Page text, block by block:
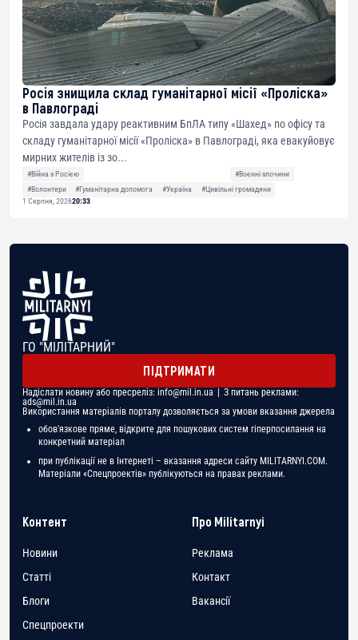
Росія знищила склад гуманітарної місії «Проліска»
в Павлограді
Росія завдала удару реактивним БпЛА типу «Шахед» по офісу та
складу гуманітарної місії «Проліска» в Павлограді, яка евакуйовує
мирних жителів із зо...
#Війна з Росією
#Воєнні злочини
#Волонтери
#Гуманітарна допомога #Україна
#Цивільні громадяни
1 Серпня, 202620:33
ГО "МІЛІТАРНИЙ"
ПІДТРИМАТИ
Надіслати новину або пресреліз: info@mil.in.ua | З питань реклами:
ads@mil.in.ua
Використання матеріалів порталу дозволяється за умови вказання джерела
обов'язкове пряме, відкрите для пошукових систем гіперпосилання на
конкретний матеріал
при публікації не в Інтернеті – вказання адреси сайту MILITARNYI.COM.
Матеріали «Спецпроектів» публікуються на правах реклами.
Контент
Новини
Статті
Блоги
Спецпроекти
Про Militarnyi
Реклама
Контакт
Вакансії